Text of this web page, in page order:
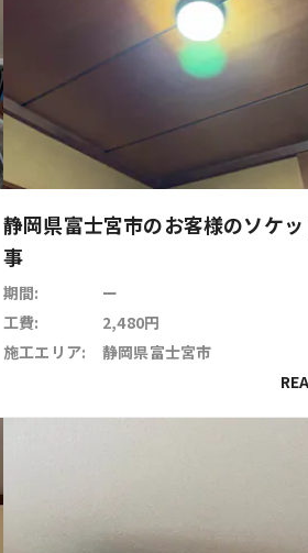
静岡県富士宮市のお客様のソケ
事
期間:
ー
工費:
2,480円
施工エリア:
静岡県富士宮市